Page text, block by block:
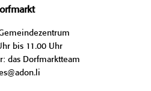
bis 11.00 Uhr
das Dorfmarktteam